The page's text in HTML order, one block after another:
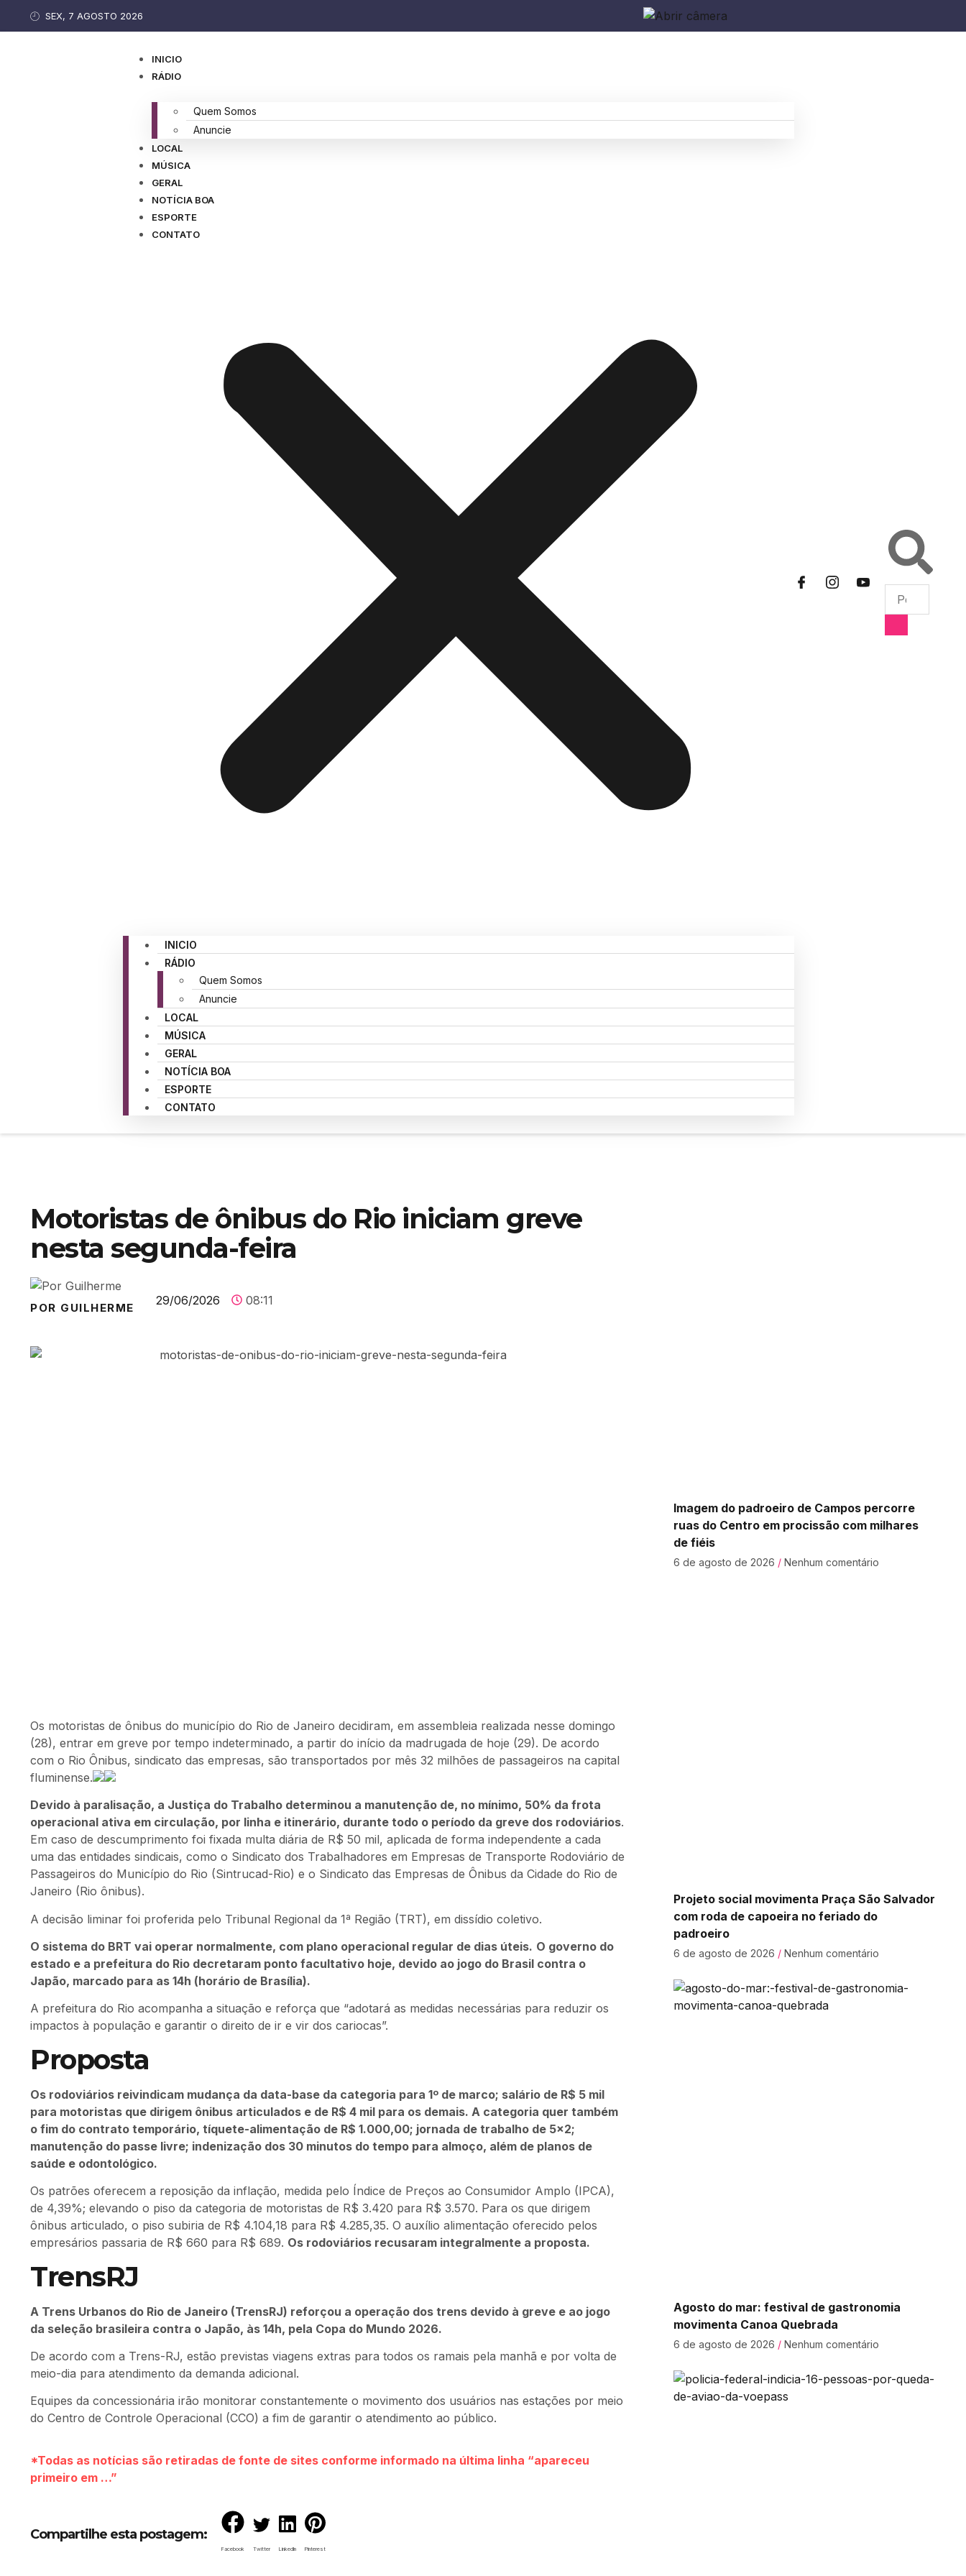
SEX, 7 AGOSTO 2026
INICIO
RÁDIO
Quem Somos
Anuncie
LOCAL
MÚSICA
GERAL
NOTÍCIA BOA
ESPORTE
CONTATO
INICIO
RÁDIO
Quem Somos
Anuncie
LOCAL
MÚSICA
GERAL
NOTÍCIA BOA
ESPORTE
CONTATO
Motoristas de ônibus do Rio iniciam greve
nesta segunda-feira
POR GUILHERME
29/06/2026 08:11
Os motoristas de ônibus do município do Rio de Janeiro decidiram, em assembleia realizada nesse domingo
(28), entrar em greve por tempo indeterminado, a partir do início da madrugada de hoje (29). De acordo
com o Rio Ônibus, sindicato das empresas, são transportados por mês 32 milhões de passageiros na capital
fluminense.
Devido à paralisação, a Justiça do Trabalho determinou a manutenção de, no mínimo, 50% da frota
operacional ativa em circulação, por linha e itinerário, durante todo o período da greve dos rodoviários.
Em caso de descumprimento foi fixada multa diária de R$ 50 mil, aplicada de forma independente a cada
uma das entidades sindicais, como o Sindicato dos Trabalhadores em Empresas de Transporte Rodoviário de
Passageiros do Município do Rio (Sintrucad-Rio) e o Sindicato das Empresas de Ônibus da Cidade do Rio de
Janeiro (Rio ônibus).
A decisão liminar foi proferida pelo Tribunal Regional da 1ª Região (TRT), em dissídio coletivo.
O sistema do BRT vai operar normalmente, com plano operacional regular de dias úteis. O governo do
estado e a prefeitura do Rio decretaram ponto facultativo hoje, devido ao jogo do Brasil contra o
Japão, marcado para as 14h (horário de Brasília).
A prefeitura do Rio acompanha a situação e reforça que “adotará as medidas necessárias para reduzir os
impactos à população e garantir o direito de ir e vir dos cariocas”.
Proposta
Os rodoviários reivindicam mudança da data-base da categoria para 1º de marco; salário de R$ 5 mil
para motoristas que dirigem ônibus articulados e de R$ 4 mil para os demais. A categoria quer também
o fim do contrato temporário, tíquete-alimentação de R$ 1.000,00; jornada de trabalho de 5×2;
manutenção do passe livre; indenização dos 30 minutos do tempo para almoço, além de planos de
saúde e odontológico.
Os patrões oferecem a reposição da inflação, medida pelo Índice de Preços ao Consumidor Amplo (IPCA),
de 4,39%; elevando o piso da categoria de motoristas de R$ 3.420 para R$ 3.570. Para os que dirigem
ônibus articulado, o piso subiria de R$ 4.104,18 para R$ 4.285,35. O auxílio alimentação oferecido pelos
empresários passaria de R$ 660 para R$ 689. Os rodoviários recusaram integralmente a proposta.
TrensRJ
A Trens Urbanos do Rio de Janeiro (TrensRJ) reforçou a operação dos trens devido à greve e ao jogo
da seleção brasileira contra o Japão, às 14h, pela Copa do Mundo 2026.
De acordo com a Trens-RJ, estão previstas viagens extras para todos os ramais pela manhã e por volta de
meio-dia para atendimento da demanda adicional.
Equipes da concessionária irão monitorar constantemente o movimento dos usuários nas estações por meio
do Centro de Controle Operacional (CCO) a fim de garantir o atendimento ao público.
*Todas as notícias são retiradas de fonte de sites conforme informado na última linha “apareceu
primeiro em …”
Compartilhe esta postagem:
Facebook Twitter LinkedIn Pinterest
Imagem do padroeiro de Campos percorre
ruas do Centro em procissão com milhares
de fiéis
6 de agosto de 2026 Nenhum comentário
Projeto social movimenta Praça São Salvador
com roda de capoeira no feriado do
padroeiro
6 de agosto de 2026 Nenhum comentário
Agosto do mar: festival de gastronomia
movimenta Canoa Quebrada
6 de agosto de 2026 Nenhum comentário